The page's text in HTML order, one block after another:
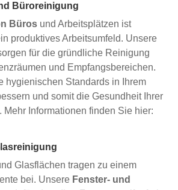
Büroreinigung
Büros und Arbeitsplätzen ist
produktives Arbeitsumfeld. Unsere
für die gründliche Reinigung
und Empfangsbereichen.
hygienischen Standards in Ihrem
und somit die Gesundheit Ihrer
Mehr Informationen finden Sie hier:
Glasflächen tragen zu einem
bei. Unsere Fenster- und